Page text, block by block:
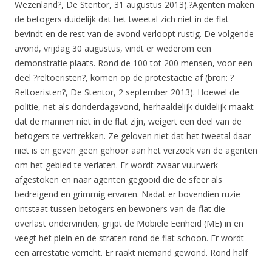
Wezenland?, De Stentor, 31 augustus 2013).?Agenten maken
de betogers duidelijk dat het tweetal zich niet in de flat
bevindt en de rest van de avond verloopt rustig. De volgende
avond, vrijdag 30 augustus, vindt er wederom een
demonstratie plaats. Rond de 100 tot 200 mensen, voor een
deel ?reltoeristen?, komen op de protestactie af (bron: ?
Reltoeristen?, De Stentor, 2 september 2013). Hoewel de
politie, net als donderdagavond, herhaaldelijk duidelijk maakt
dat de mannen niet in de flat zijn, weigert een deel van de
betogers te vertrekken. Ze geloven niet dat het tweetal daar
niet is en geven geen gehoor aan het verzoek van de agenten
om het gebied te verlaten. Er wordt zwaar vuurwerk
afgestoken en naar agenten gegooid die de sfeer als
bedreigend en grimmig ervaren. Nadat er bovendien ruzie
ontstaat tussen betogers en bewoners van de flat die
overlast ondervinden, grijpt de Mobiele Eenheid (ME) in en
veegt het plein en de straten rond de flat schoon. Er wordt
een arrestatie verricht. Er raakt niemand gewond. Rond half